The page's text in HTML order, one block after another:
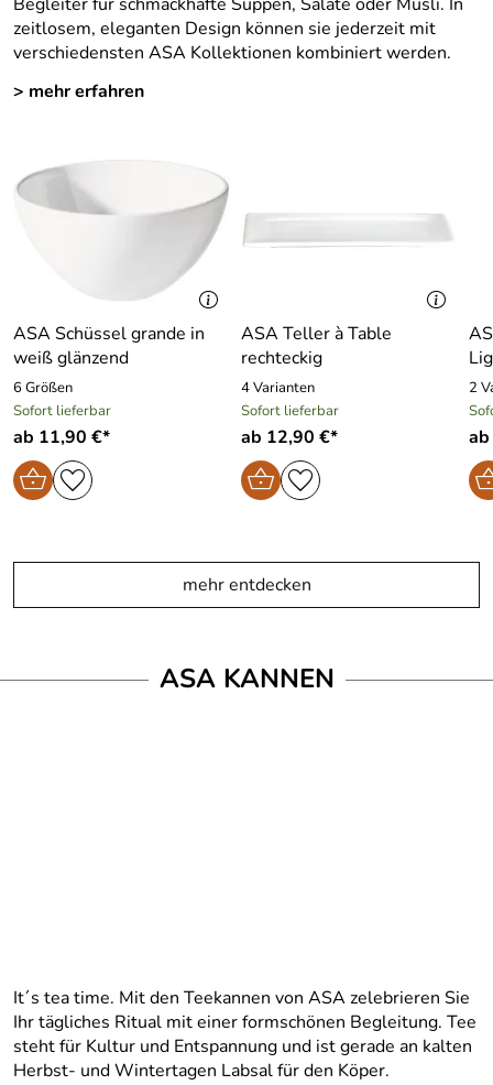
zeitlosem, eleganten Design können sie jederzeit mit
verschiedensten ASA Kollektionen kombiniert werden.
> mehr erfahren
ASA Schüssel grande in
weiß glänzend
6 Größen
Sofort lieferbar
ab 11,90 €*
ASA Teller à Table
rechteckig
4 Varianten
Sofort lieferbar
ab 12,90 €*
2
mehr entdecken
ASA KANNEN
It´s tea time. Mit den Teekannen von ASA zelebrieren Sie
Ihr tägliches Ritual mit einer formschönen Begleitung. Tee
steht für Kultur und Entspannung und ist gerade an kalten
Herbst- und Wintertagen Labsal für den Köper.